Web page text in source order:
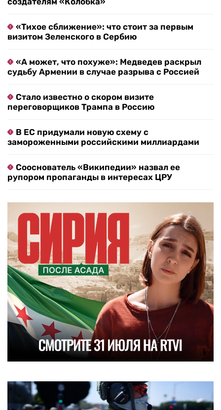
«Тихое сближение»: что стоит за первым
визитом Зеленского в Сербию
«А может, что похуже»: Медведев раскрыл
судьбу Армении в случае разрыва с Россией
Стало известно о скором визите
переговорщиков Трампа в Россию
В ЕС придумали новую схему с
замороженными российскими миллиардами
Сооснователь «Википедии» назвал ее
рупором пропаганды в интересах ЦРУ